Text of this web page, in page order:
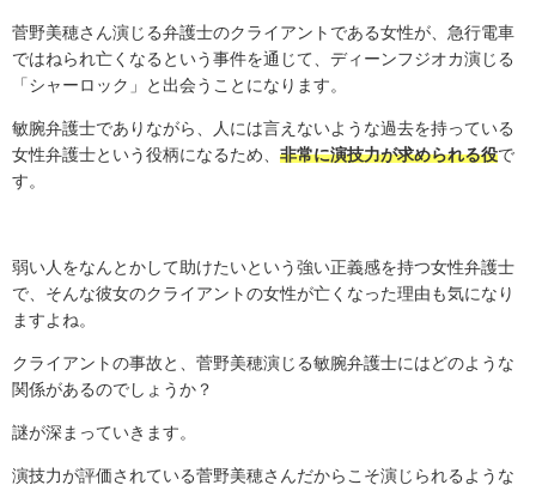
菅野美穂さん演じる弁護士のクライアントである女性が、急行電車
ではねられ亡くなるという事件を通じて、ディーンフジオカ演じる
「シャーロック」と出会うことになります。
敏腕弁護士でありながら、人には言えないような過去を持っている
女性弁護士という役柄になるため、 非常に演技力が求められる役で
す。
弱い人をなんとかして助けたいという強い正義感を持つ女性弁護士
で、そんな彼女のクライアントの女性が亡くなった理由も気になり
ますよね。
クライアントの事故と、菅野美穂演じる敏腕弁護士にはどのような
関係があるのでしょうか？
謎が深まっていきます。
演技力が評価されている菅野美穂さんだからこそ演じられるような